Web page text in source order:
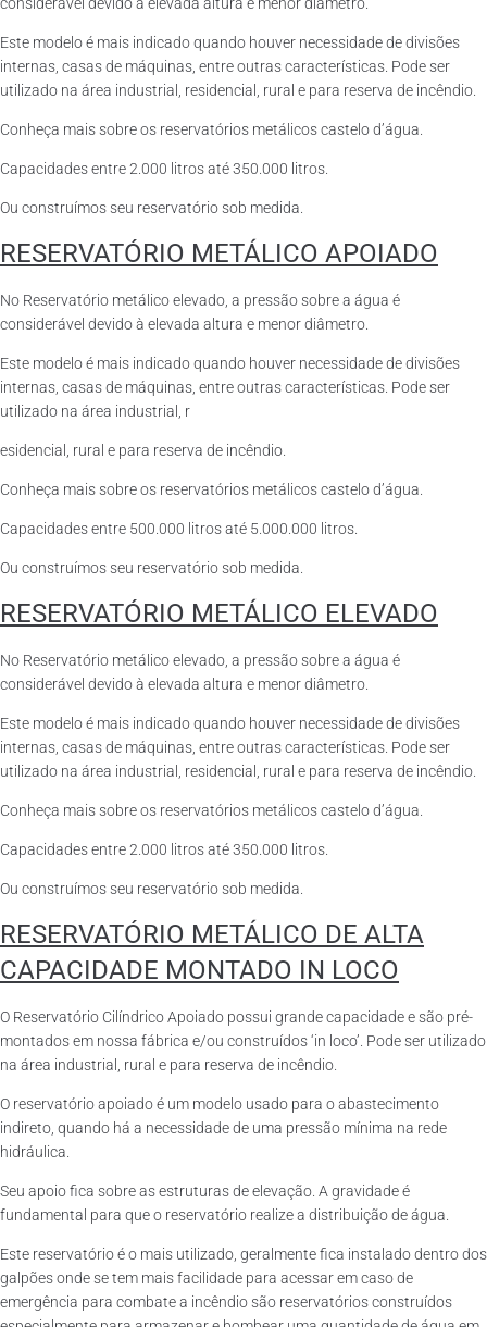
Este modelo é mais indicado quando houver necessidade de divisões
internas, casas de máquinas, entre outras características. Pode ser
utilizado na área industrial, residencial, rural e para reserva de incêndio.
Conheça mais sobre os reservatórios metálicos castelo d’água.
Capacidades entre 2.000 litros até 350.000 litros.
Ou construímos seu reservatório sob medida.
RESERVATÓRIO METÁLICO APOIADO
No Reservatório metálico elevado, a pressão sobre a água é
considerável devido à elevada altura e menor diâmetro.
Este modelo é mais indicado quando houver necessidade de divisões
internas, casas de máquinas, entre outras características. Pode ser
utilizado na área industrial, r
esidencial, rural e para reserva de incêndio.
Conheça mais sobre os reservatórios metálicos castelo d’água.
Capacidades entre 500.000 litros até 5.000.000 litros.
Ou construímos seu reservatório sob medida.
RESERVATÓRIO METÁLICO ELEVADO
No Reservatório metálico elevado, a pressão sobre a água é
considerável devido à elevada altura e menor diâmetro.
Este modelo é mais indicado quando houver necessidade de divisões
internas, casas de máquinas, entre outras características. Pode ser
utilizado na área industrial, residencial, rural e para reserva de incêndio.
Conheça mais sobre os reservatórios metálicos castelo d’água.
Capacidades entre 2.000 litros até 350.000 litros.
Ou construímos seu reservatório sob medida.
RESERVATÓRIO METÁLICO DE ALTA
CAPACIDADE MONTADO IN LOCO
O Reservatório Cilíndrico Apoiado possui grande capacidade e são pré-
montados em nossa fábrica e/ou construídos ‘in loco’. Pode ser utilizado
na área industrial, rural e para reserva de incêndio.
O reservatório apoiado é um modelo usado para o abastecimento
indireto, quando há a necessidade de uma pressão mínima na rede
hidráulica.
Seu apoio fica sobre as estruturas de elevação. A gravidade é
fundamental para que o reservatório realize a distribuição de água.
Este reservatório é o mais utilizado, geralmente fica instalado dentro dos
galpões onde se tem mais facilidade para acessar em caso de
emergência para combate a incêndio são reservatórios construídos